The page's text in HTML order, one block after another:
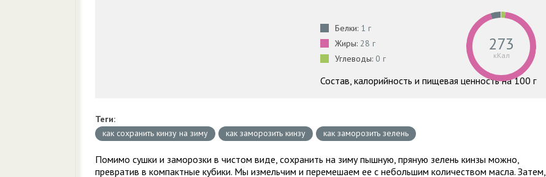
Белки: 1 г
Жиры: 28 г
Углеводы: 0 г
273
кКал
Состав, калорийность и пищевая ценность на 100 г
Теги:
как сохранить кинзу на зиму
как заморозить кинзу как заморозить зелень
Помимо сушки и заморозки в чистом виде, сохранить на зиму пышную, пряную зелень кинзы можно,
превратив в компактные кубики. Мы измельчим и перемешаем ее с небольшим количеством масла. Затем,